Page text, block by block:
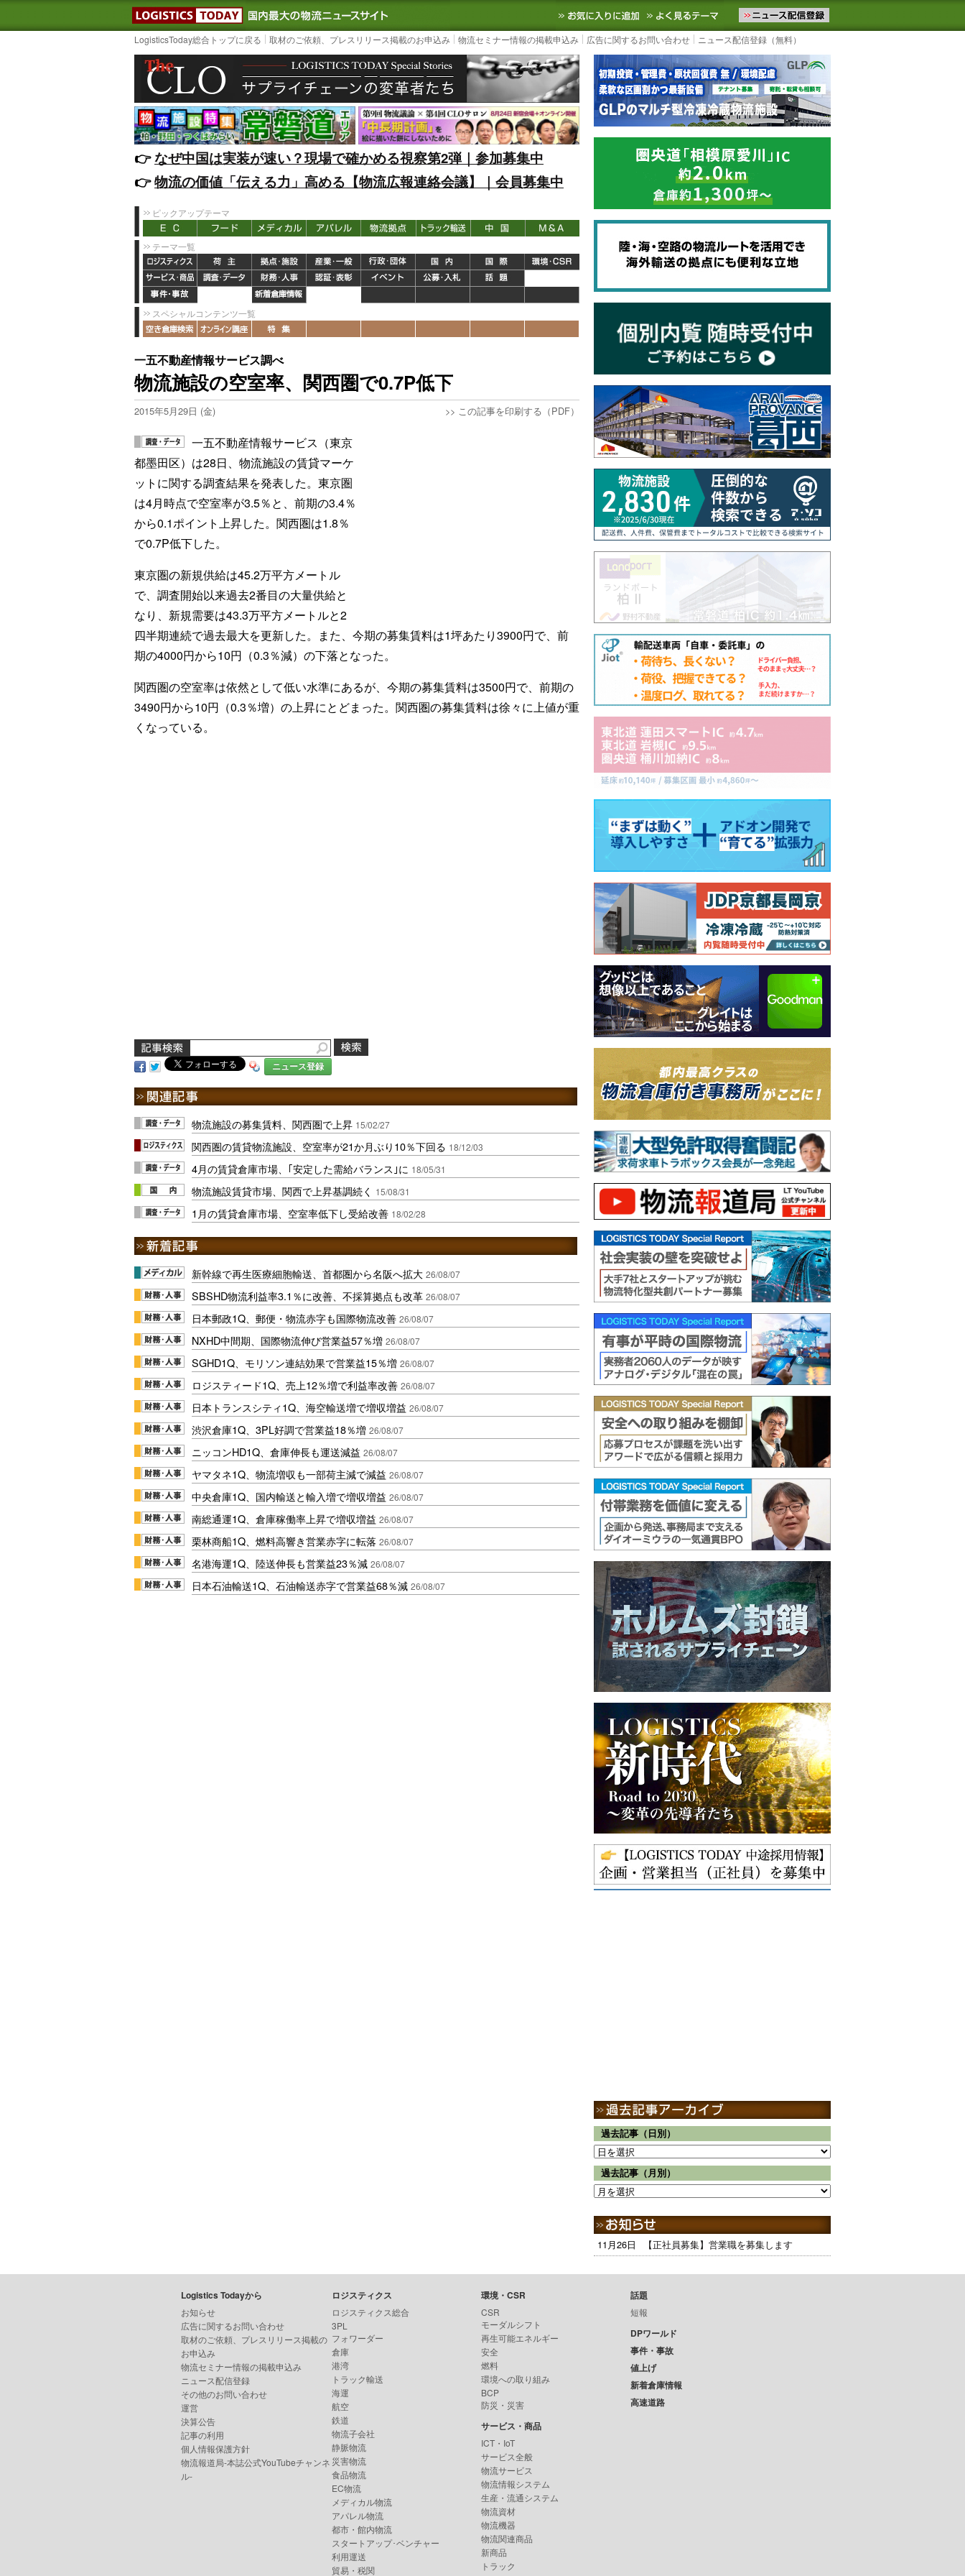
LOGISTICS TODAY｜国内最大の物流ニュースサイト3PL, SCMなど国内外の最新の物流ニュースをお届けします。物流ニュースメール配信を登録す
お気に入りに追加 よく見るテーマ
LogisticsToday総合トップに戻る 取材のご依頼、プレスリリース掲載のお申込み 物流セミナー情報の掲載申込み 広告に関するお問い合わせ ニュース配信登録（無料）
👉️なぜ中国は実装が速い？現場で確かめる視察第2弾｜参加募集中
👉️物流の価値「伝える力」高める【物流広報連絡会議】｜会員募集中
ピックアップテーマ
テーマ一覧
スペシャルコンテンツ一覧
一五不動産情報サービス調べ
物流施設の空室率、関西圏で0.7P低下
2015年5月29日 (金) >> この記事を印刷する（PDF）
一五不動産情報サービス（東京
都墨田区）は28日、物流施設の賃貸マーケ
ットに関する調査結果を発表した。東京圏
は4月時点で空室率が3.5％と、前期の3.4％
から0.1ポイント上昇した。関西圏は1.8％
で0.7P低下した。
東京圏の新規供給は45.2万平方メートル
で、調査開始以来過去2番目の大量供給と
なり、新規需要は43.3万平方メートルと2
四半期連続で過去最大を更新した。また、今期の募集賃料は1坪あたり3900円で、前
期の4000円から10円（0.3％減）の下落となった。
関西圏の空室率は依然として低い水準にあるが、今期の募集賃料は3500円で、前期の
3490円から10円（0.3％増）の上昇にとどまった。関西圏の募集賃料は徐々に上値が重
くなっている。
ニュース登録
物流施設の募集賃料、関西圏で上昇 15/02/27
関西圏の賃貸物流施設、空室率が21か月ぶり10％下回る 18/12/03
4月の賃貸倉庫市場、｢安定した需給バランス｣に 18/05/31
物流施設賃貸市場、関西で上昇基調続く 15/08/31
1月の賃貸倉庫市場、空室率低下し受給改善 18/02/28
新幹線で再生医療細胞輸送、首都圏から名阪へ拡大 26/08/07
SBSHD物流利益率3.1％に改善、不採算拠点も改革 26/08/07
日本郵政1Q、郵便・物流赤字も国際物流改善 26/08/07
NXHD中間期、国際物流伸び営業益57％増 26/08/07
SGHD1Q、モリソン連結効果で営業益15％増 26/08/07
ロジスティード1Q、売上12％増で利益率改善 26/08/07
日本トランスシティ1Q、海空輸送増で増収増益 26/08/07
渋沢倉庫1Q、3PL好調で営業益18％増 26/08/07
ニッコンHD1Q、倉庫伸長も運送減益 26/08/07
ヤマタネ1Q、物流増収も一部荷主減で減益 26/08/07
中央倉庫1Q、国内輸送と輸入増で増収増益 26/08/07
南総通運1Q、倉庫稼働率上昇で増収増益 26/08/07
栗林商船1Q、燃料高響き営業赤字に転落 26/08/07
名港海運1Q、陸送伸長も営業益23％減 26/08/07
日本石油輸送1Q、石油輸送赤字で営業益68％減 26/08/07
過去記事（日別）
過去記事（月別）
11月26日 【正社員募集】営業職を募集します
Logistics Todayから
お知らせ
広告に関するお問い合わせ
取材のご依頼、プレスリリース掲載の
お申込み
物流セミナー情報の掲載申込み
ニュース配信登録
その他のお問い合わせ
運営
決算公告
記事の利用
個人情報保護方針
物流報道局-本誌公式YouTubeチャンネ
ル-
ロジスティクス
ロジスティクス総合
3PL
フォワーダー
倉庫
港湾
トラック輸送
海運
航空
鉄道
物流子会社
静脈物流
災害物流
食品物流
EC物流
メディカル物流
アパレル物流
都市・館内物流
スタートアップ･ベンチャー
利用運送
貿易・税関
環境・CSR
CSR
モーダルシフト
再生可能エネルギー
安全
燃料
環境への取り組み
BCP
防災・災害
サービス・商品
ICT・IoT
サービス全般
物流サービス
物流情報システム
生産・流通システム
物流資材
物流機器
物流関連商品
新商品
トラック
話題
短報
DPワールド
事件・事故
値上げ
新着倉庫情報
高速道路